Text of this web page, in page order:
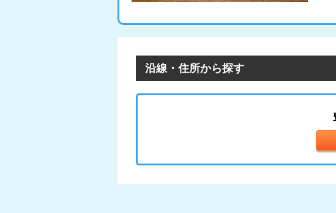
沿線・住所から探す